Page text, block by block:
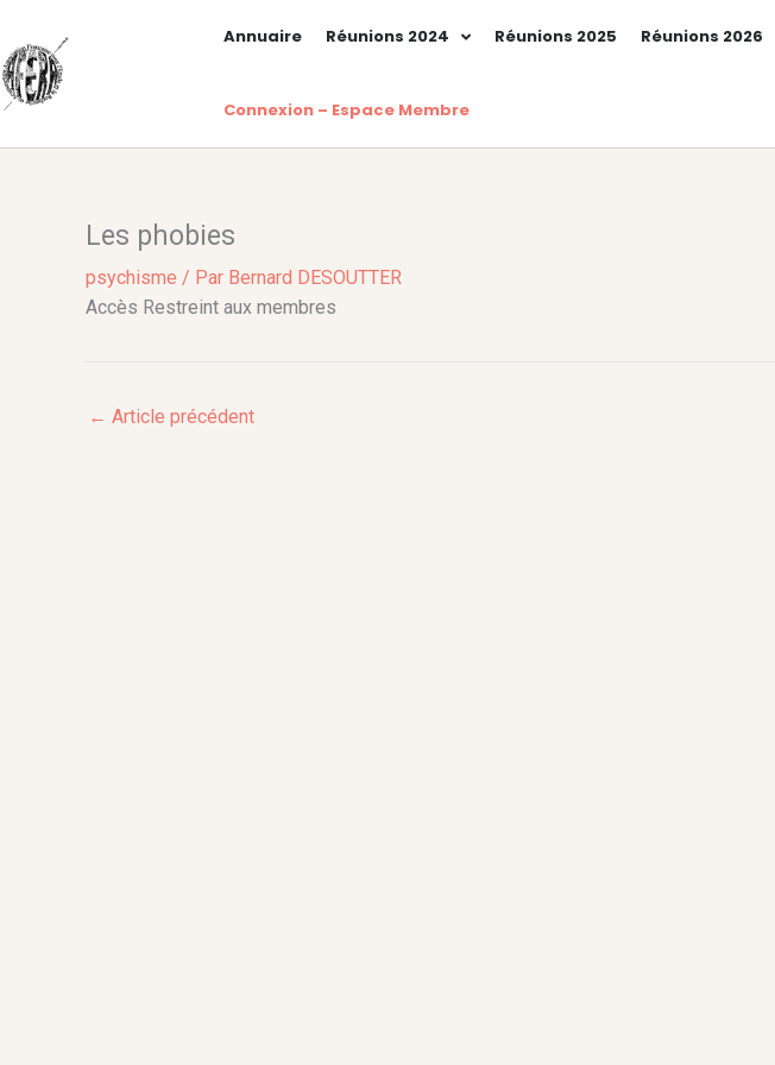
au
contenu
Annuaire Réunions 2024 Réunions 2025 Réunions 2026
Connexion – Espace Membre
Les phobies
psychisme / Par Bernard DESOUTTER
Accès Restreint aux membres
← Article précédent